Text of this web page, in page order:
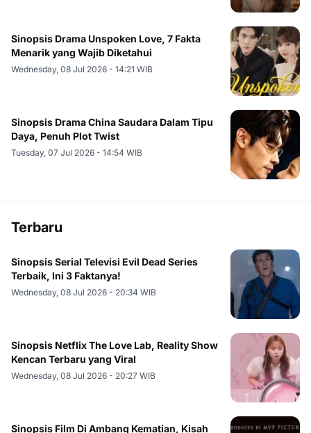
Sinopsis Drama Unspoken Love, 7 Fakta
Menarik yang Wajib Diketahui
Wednesday, 08 Jul 2026 - 14:21 WIB
Sinopsis Drama China Saudara Dalam Tipu
Daya, Penuh Plot Twist
Tuesday, 07 Jul 2026 - 14:54 WIB
Terbaru
Sinopsis Serial Televisi Evil Dead Series
Terbaik, Ini 3 Faktanya!
Wednesday, 08 Jul 2026 - 20:34 WIB
Sinopsis Netflix The Love Lab, Reality Show
Kencan Terbaru yang Viral
Wednesday, 08 Jul 2026 - 20:27 WIB
Sinopsis Film Di Ambang Kematian, Kisah